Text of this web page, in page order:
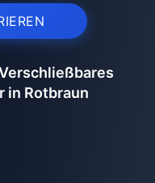
in Rotbraun